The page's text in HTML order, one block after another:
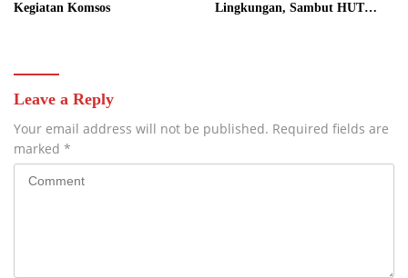
Kegiatan Komsos
Lingkungan, Sambut HUT
Leave a Reply
Your email address will not be published. Required fields are
marked *